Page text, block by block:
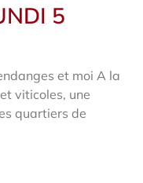
5
et moi A la
viticoles, une
quartiers de